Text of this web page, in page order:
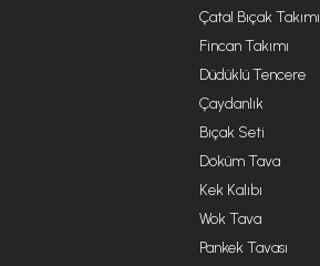
Çatal Bıçak Takımı
Fincan Takımı
Düdüklü Tencere
Çaydanlık
Bıçak Seti
Döküm Tava
Kek Kalıbı
Wok Tava
Pankek Tavası